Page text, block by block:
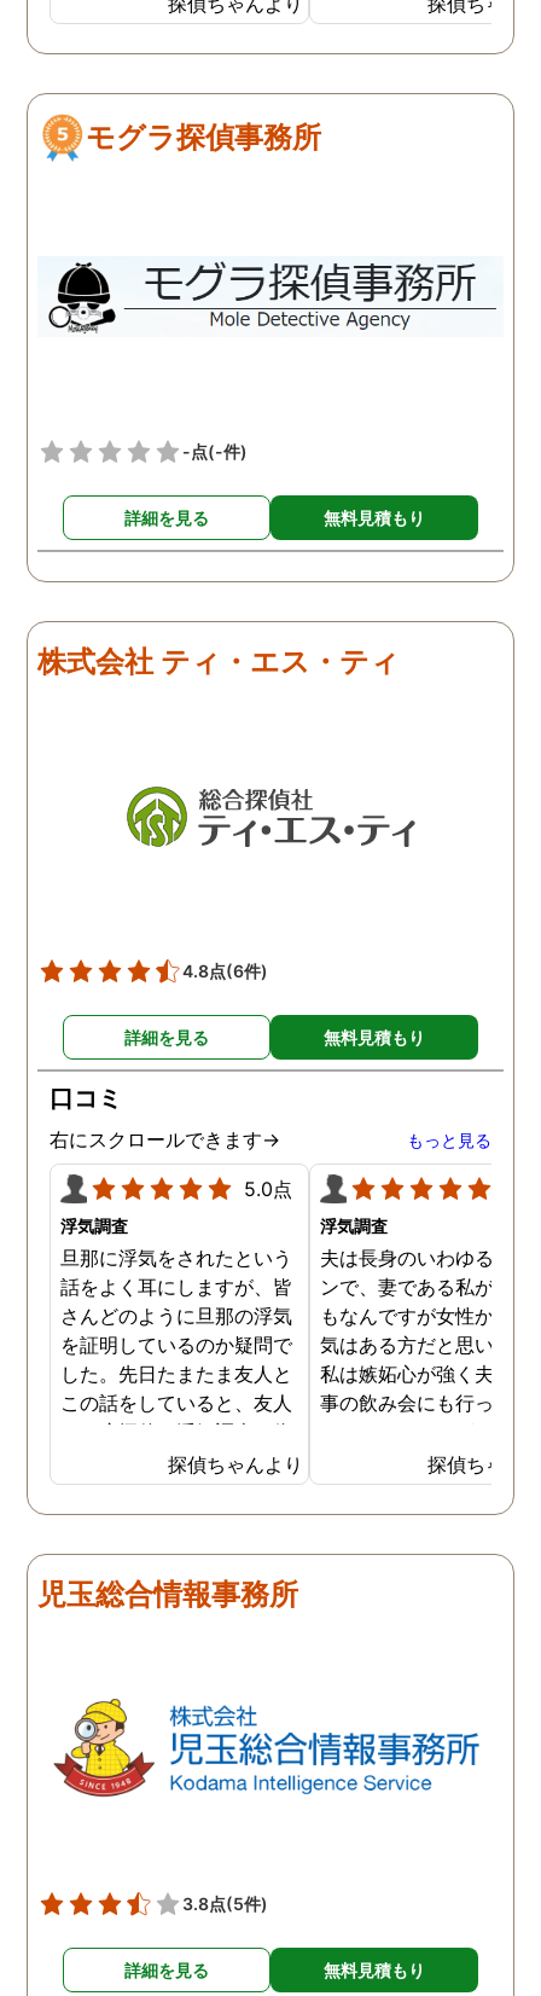
外で男と密会しているので
はないかと思い始めまし
な男と会っているのかを調
べてもらいました。１週間
かったと連絡がありまし
た。自分よりも10歳以上年
下の20代の男性と会い、し
士に依頼し、その証拠が元
で離婚となりました。 妻は
反省して男とは別れたよう
でしたが、お互い愛情はも
う冷めていることがわかっ
たので、離婚しようという
るので、浮気を疑って心配
ました。しかし追加調査
調査を失敗した時対処な
て依頼はできませんでし
中にもあくどい業者がい
らしいので、依頼の際は
くつか話を聞きに行った
モグラ探偵事務所
-点(-件)
詳細を見る 無料見積もり
株式会社 ティ・エス・ティ
4.8点(6件)
詳細を見る 無料見積もり
口コミ
右にスクロールできます→ もっと見る
5.0点
浮気調査
旦那に浮気をされたという
話をよく耳にしますが、皆
さんどのように旦那の浮気
を証明しているのか疑問で
した。先日たまたま友人と
この話をしていると、友人
は一度探偵に浮気調査を依
頼したことがあるとのこと
でした。その手があったか
と思い、普段私も旦那の浮
依頼してみることにしまし
た。探偵への依頼は思いの
とのこと。旦那の行動が怪
しいと思われる日に調査を
依頼すると、数日後には調
のかワクワクしながら探偵
社に向かうと、旦那の浮気
の実態がレポートや写真、
動画データで明らかにされ
探偵ちゃんより
浮気調査
夫は長身のいわゆるイケ
ンで、妻である私が言う
もなんですが女性からの
気はある方だと思います
私は嫉妬心が強く夫には
事の飲み会にも行ってほ
いに探偵に夫の浮気調査
依頼してしまいました。
んなことが夫にバレたら
せんが、万が一夫が浮気
んでしたがやはり女性か
の人気は凄いらしく、頻
て頂きました。
探偵ちゃん
児玉総合情報事務所
3.8点(5件)
詳細を見る 無料見積もり